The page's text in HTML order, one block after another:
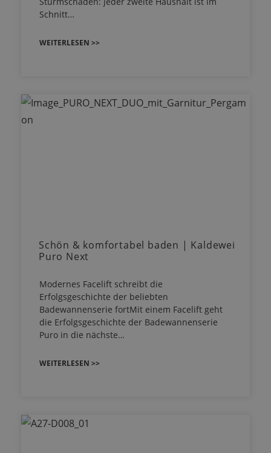
Schnitt…
WEITERLESEN >>
Schön & komfortabel baden | Kaldewei
Puro Next
Modernes Facelift schreibt die
Erfolgsgeschichte der beliebten
Badewannenserie fortMit einem Facelift geht
die Erfolgsgeschichte der Badewannenserie
Puro in die nächste…
WEITERLESEN >>